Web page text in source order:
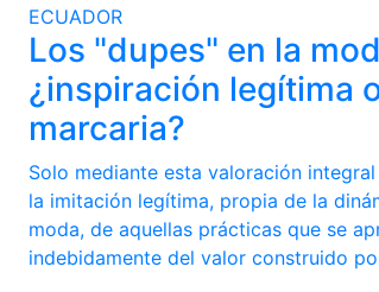
ECUADOR
Los "dupes" en la
¿inspiración legítima
marcaria?
Solo mediante esta valoración
la imitación legítima, propia de la
moda, de aquellas prácticas que se
indebidamente del valor construido